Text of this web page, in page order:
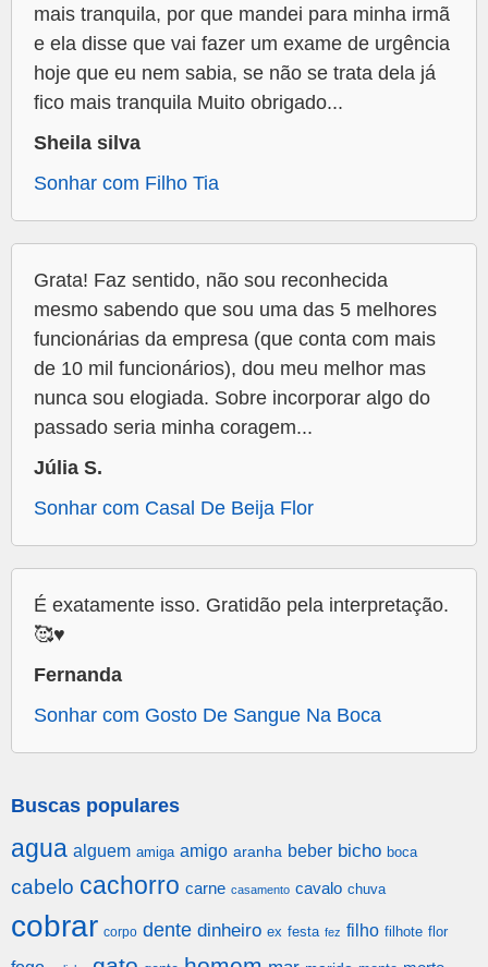
mais tranquila, por que mandei para minha irmã
e ela disse que vai fazer um exame de urgência
hoje que eu nem sabia, se não se trata dela já
fico mais tranquila Muito obrigado...
Sheila silva
Sonhar com Filho Tia
Grata! Faz sentido, não sou reconhecida
mesmo sabendo que sou uma das 5 melhores
funcionárias da empresa (que conta com mais
de 10 mil funcionários), dou meu melhor mas
nunca sou elogiada. Sobre incorporar algo do
passado seria minha coragem...
Júlia S.
Sonhar com Casal De Beija Flor
É exatamente isso. Gratidão pela interpretação.
🥰♥️
Fernanda
Sonhar com Gosto De Sangue Na Boca
Buscas populares
agua alguem amiga amigo aranha beber bicho boca
cabelo cachorro carne casamento cavalo chuva
cobrar corpo dente dinheiro ex festa fez filho filhote flor